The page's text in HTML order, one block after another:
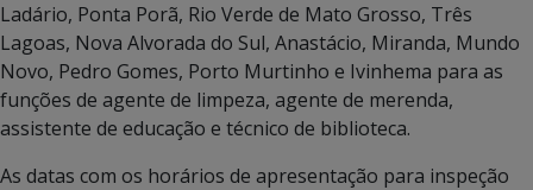
Ladário, Ponta Porã, Rio Verde de Mato Grosso, Três
Lagoas, Nova Alvorada do Sul, Anastácio, Miranda, Mundo
Novo, Pedro Gomes, Porto Murtinho e Ivinhema para as
funções de agente de limpeza, agente de merenda,
assistente de educação e técnico de biblioteca.
As datas com os horários de apresentação para inspeção